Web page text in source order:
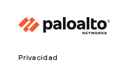
Privacidad